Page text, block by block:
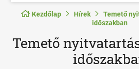
Kezdőlap Hírek
Temető
időszakban
Temető